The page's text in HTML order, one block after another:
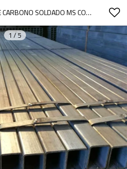
TUBO CUADRADO DE CARBONO SOLDADO MS CON TABLA DE PESOS DE YOUFA
1 /5